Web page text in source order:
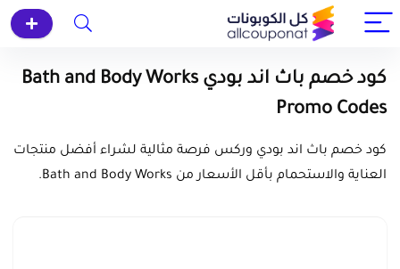
كود خصم باث اند بودي Bath and Body Works
Promo Codes
كود خصم باث اند بودي وركس فرصة مثالية لشراء أفضل منتجات
العناية والاستحمام بأقل الأسعار من Bath and Body Works.